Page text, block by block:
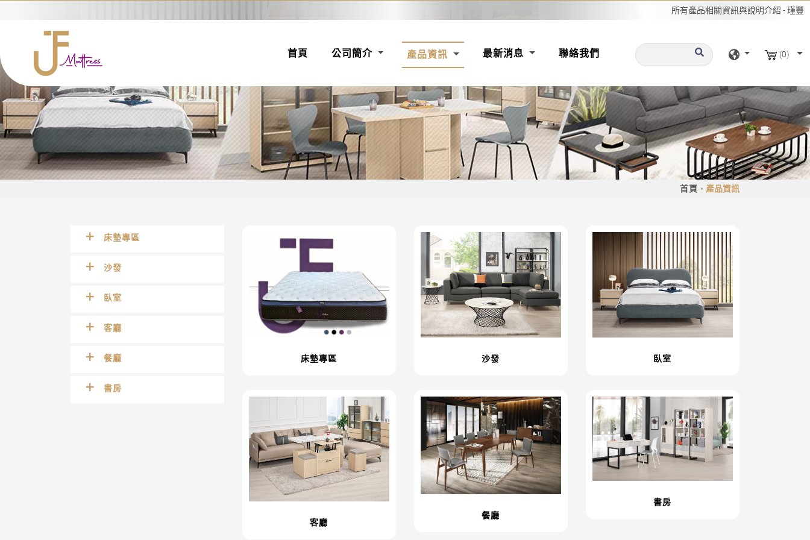
所有產品相關資訊與說明介紹 - 瑾豐
首頁(CURRENT)
公司簡介 產品資訊 最新消息 聯絡我們 (0)
首頁 產品資訊
床墊專區
沙發
臥室
客廳
餐廳
書房
床墊專區 沙發 臥室
客廳
餐廳
書房